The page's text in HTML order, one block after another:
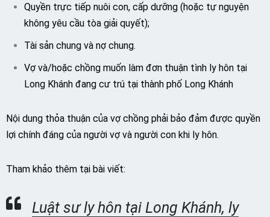
Quyền trực tiếp nuôi con, cấp dưỡng (hoặc tự nguyện
không yêu cầu tòa giải quyết);
Tài sản chung và nợ chung.
Vợ và/hoặc chồng muốn làm đơn thuận tình ly hôn tại
Long Khánh đang cư trú tại thành phố Long Khánh
Nội dung thỏa thuận của vợ chồng phải bảo đảm được quyền
lợi chính đáng của người vợ và người con khi ly hôn.
Tham khảo thêm tại bài viết:
Luật sư ly hôn tại Long Khánh, ly